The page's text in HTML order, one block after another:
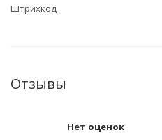
Штрихкод
Отзывы
Нет оценок